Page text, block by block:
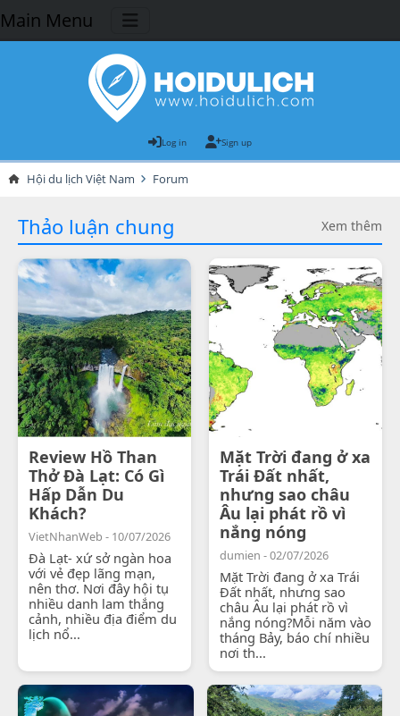
Main Menu
Log in Sign up
Hội du lịch Việt Nam Forum
Thảo luận chung Xem thêm
Review Hồ Than
Thở Đà Lạt: Có Gì
Hấp Dẫn Du
Khách?
VietNhanWeb - 10/07/2026
Đà Lạt- xứ sở ngàn hoa
với vẻ đẹp lãng mạn,
nên thơ. Nơi đây hội tụ
nhiều danh lam thắng
cảnh, nhiều địa điểm du
lịch nổ...
Mặt Trời đang ở xa
Trái Đất nhất,
nhưng sao châu
Âu lại phát rồ vì
nắng nóng
dumien - 02/07/2026
Mặt Trời đang ở xa Trái
Đất nhất, nhưng sao
châu Âu lại phát rồ vì
nắng nóng?Mỗi năm vào
tháng Bảy, báo chí nhiều
nơi th...